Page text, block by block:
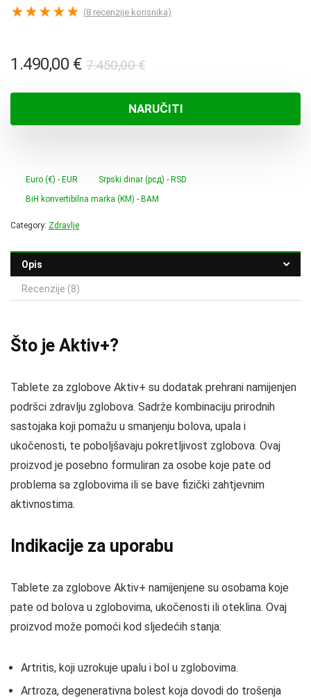
★★★★★ (8 recenzije korisnika)
7.450,00€Izvorna
bila
je:
1.490,00 €
Trenutna
je:
1.490,00 €.
NARUČITI
Euro (€) - EUR
Srpski dinar (рсд) - RSD
BiH konvertibilna marka (KM) - BAM
Category: Zdravlje
Opis
Recenzije (8)
Što je Aktiv+?
Tablete za zglobove Aktiv+ su dodatak prehrani namijenjen
podršci zdravlju zglobova. Sadrže kombinaciju prirodnih
sastojaka koji pomažu u smanjenju bolova, upala i
ukočenosti, te poboljšavaju pokretljivost zglobova. Ovaj
proizvod je posebno formuliran za osobe koje pate od
problema sa zglobovima ili se bave fizički zahtjevnim
aktivnostima.
Indikacije za uporabu
Tablete za zglobove Aktiv+ namijenjene su osobama koje
pate od bolova u zglobovima, ukočenosti ili oteklina. Ovaj
proizvod može pomoći kod sljedećih stanja:
Artritis, koji uzrokuje upalu i bol u zglobovima.
Artroza, degenerativna bolest koja dovodi do trošenja